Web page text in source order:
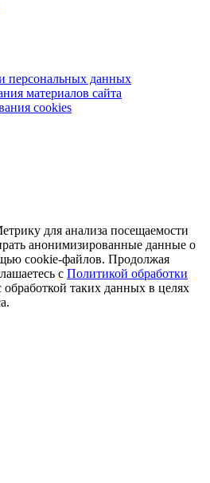
персональных данных
материалов сайта
cookies
для анализа посещаемости
анонимизированные данные о
cookie-файлов. Продолжая
с Политикой обработки
обработкой таких данных в целях